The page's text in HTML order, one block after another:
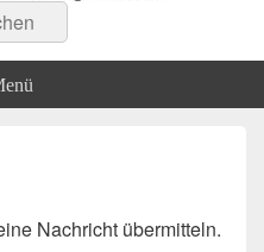
Nachricht übermitteln.